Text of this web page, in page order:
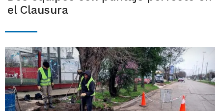
el Clausura